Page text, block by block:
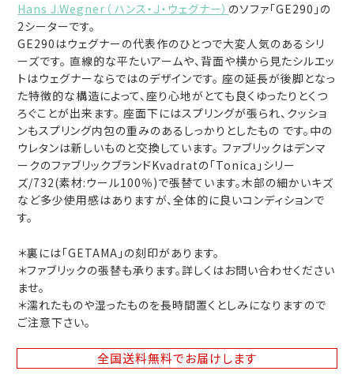
Hans J.Wegner（ ハンス・Ｊ・ウェグナー） のソファ「GE290」の
2シーターです。
GE290はウェグナーの代表作のひとつで大変人気のあるシリ
ーズです。 直線的な平たいアームや、背面や横から見たシルエッ
トはウェグナーならではのデザインです。 座の延長が後脚となっ
た特徴的な構造によって、座り心地がとても良くゆったりとくつ
ろぐことが出来ます。 座面下にはスプリングが張られ、クッショ
ンもスプリング内包の重みのあるしっかりとしたもの です。中の
ウレタンは新しいものと交換しています。 ファブリックはデンマ
ークのファブリックブランドKvadratの「Tonica」シリー
ズ/732(素材:ウール100％)で張替ています。木部の細かいキズ
など多少使用感はありますが、全体的に良いコンディションで
す。
＊裏には「GETAMA」の刻印があります。
＊ファブリックの張替も承ります。詳しくはお問い合わせください
ませ。
＊濡れたものや湿ったものを長時間置くとしみになりますので
ご注意下さい。
全国送料無料でお届けします